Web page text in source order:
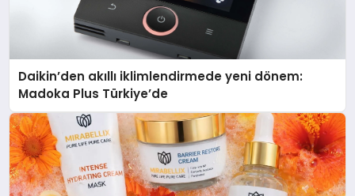
Daikin’den akıllı iklimlendirmede yeni dönem:
Madoka Plus Türkiye’de